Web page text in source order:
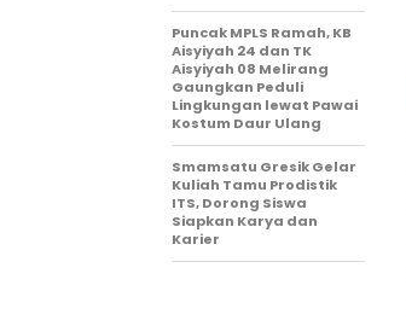
Puncak MPLS Ramah, KB
Aisyiyah 24 dan TK
Aisyiyah 08 Melirang
Gaungkan Peduli
Lingkungan lewat Pawai
Kostum Daur Ulang
Smamsatu Gresik Gelar
Kuliah Tamu Prodistik
ITS, Dorong Siswa
Siapkan Karya dan
Karier